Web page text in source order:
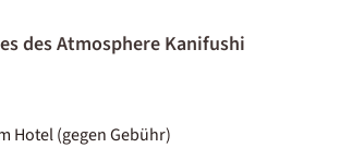
des Atmosphere Kanifushi
Hotel (gegen Gebühr)